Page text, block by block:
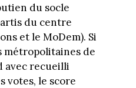
du socle
du centre
et le MoDem). Si
métropolitaines de
avec recueilli
votes, le score